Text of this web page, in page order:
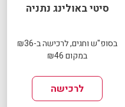
סיטי באולינג נתניה
בסופ"ש וחגים, לרכישה ב-₪36
במקום ₪46
לרכישה